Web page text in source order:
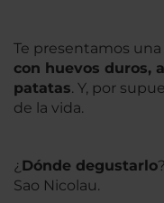
Te presentamos una
con huevos duros,
patatas. Y, por
de la vida.
¿ Dónde degustarlo
Sao Nicolau.